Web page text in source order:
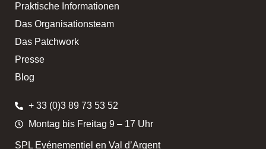
Praktische Informationen
Das Organisationsteam
Das Patchwork
Presse
Blog
+ 33 (0)3 89 73 53 52
Montag bis Freitag 9 – 17 Uhr
SPL Evénementiel en Val d’Argent